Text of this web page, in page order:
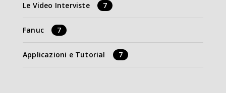
Le Video Interviste 7
Fanuc 7
Applicazioni e Tutorial 7